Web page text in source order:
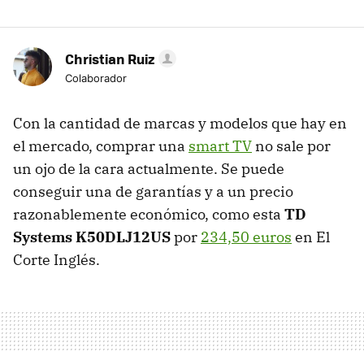
Christian Ruiz
Colaborador
Con la cantidad de marcas y modelos que hay en
el mercado, comprar una smart TV no sale por
un ojo de la cara actualmente. Se puede
conseguir una de garantías y a un precio
razonablemente económico, como esta TD
Systems K50DLJ12USpor 234,50 euros en El
Corte Inglés.